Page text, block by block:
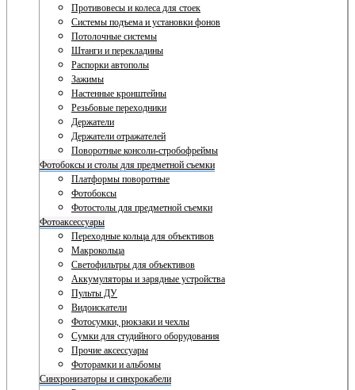
Противовесы и колеса для стоек
Системы подъема и установки фонов
Потолочные системы
Штанги и перекладины
Распорки автополы
Зажимы
Настенные кронштейны
Резьбовые переходники
Держатели
Держатели отражателей
Поворотные консоли-стробофреймы
Фотобоксы и столы для предметной съемки
Платформы поворотные
Фотобоксы
Фотостолы для предметной съемки
Фотоаксессуары
Переходные кольца для объективов
Макрокольца
Светофильтры для объективов
Аккумуляторы и зарядные устройства
Пульты ДУ
Видоискатели
Фотосумки, рюкзаки и чехлы
Сумки для студийного оборудования
Прочие аксессуары
Фоторамки и альбомы
Синхронизаторы и синхрокабели